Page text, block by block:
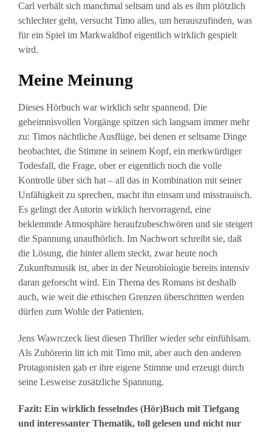
Carl verhält sich manchmal seltsam und als es ihm plötzlich
schlechter geht, versucht Timo alles, um herauszufinden, was
für ein Spiel im Markwaldhof eigentlich wirklich gespielt
wird.
Meine Meinung
Dieses Hörbuch war wirklich sehr spannend. Die
geheimnisvollen Vorgänge spitzen sich langsam immer mehr
zu: Timos nächtliche Ausflüge, bei denen er seltsame Dinge
beobachtet, die Stimme in seinem Kopf, ein merkwürdiger
Todesfall, die Frage, ober er eigentlich noch die volle
Kontrolle über sich hat – all das in Kombination mit seiner
Unfähigkeit zu sprechen, macht ihn einsam und misstrauisch.
Es gelingt der Autorin wirklich hervorragend, eine
beklemmde Atmosphäre heraufzubeschwören und sie steigert
die Spannung unaufhörlich. Im Nachwort schreibt sie, daß
die Lösung, die hinter allem steckt, zwar heute noch
Zukunftsmusik ist, aber in der Neurobiologie bereits intensiv
daran geforscht wird. Ein Thema des Romans ist deshalb
auch, wie weit die ethischen Grenzen überschritten werden
dürfen zum Wohle der Patienten.
Jens Wawrczeck liest diesen Thriller wieder sehr einfühlsam.
Als Zuhörerin litt ich mit Timo mit, aber auch den anderen
Protagonisten gab er ihre eigene Stimme und erzeugt durch
seine Lesweise zusätzliche Spannung.
Fazit: Ein wirklich fesselndes (Hör)Buch mit Tiefgang
und interessanter Thematik, toll gelesen und nicht nur